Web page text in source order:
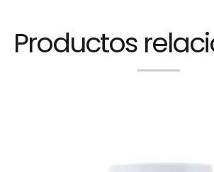
Productos